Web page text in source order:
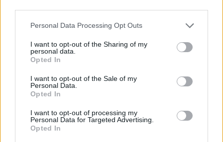
Please note that this website/app uses one or more Google
not limited to your visit or usage behaviour. You may click to
grant or deny consent to Google and its third-party tags to
use your data for below specified purposes in below Google
consent section.
Personal Data Processing Opt Outs
I want to opt-out of the Sharing of my
personal data.
Opted In
I want to opt-out of the Sale of my
Personal Data.
Opted In
I want to opt-out of processing my
Personal Data for Targeted Advertising.
Opted In
A Kasza Tibor vezettePénzt vagy éveket!a
legnagyobb "ütést" a premier részekkel jelentkező
Castle ellen mérte, melynek tegnapi első epizódja
majdnem hogy a Coolon futó Dr. Csont ismétlés
(tehát egy kábeles tartalom) szintjére esett vissza.
Messzemenő következtetést egy napból, főleg egy
estéből nem lehet levonni. Az RTL Klubon hosszú idő
után, most januárban nincs képernyőn egy
időpontokhoz szokott nézőknek kell pár nap, hogy
hozzászokjanak az új műsorrácshoz, a fél-egy órával